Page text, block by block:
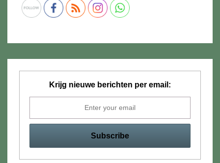
Krijg nieuwe berichten per email: